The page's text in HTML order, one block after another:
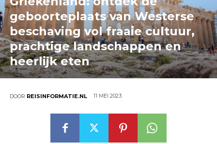
geboorteplaats van Westerse
beschaving vol fraaie cultuur,
prachtige landschappen en
heerlijk eten
DOOR REISINFORMATIE.NL 11 MEI 2023